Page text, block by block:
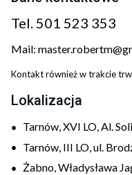
Tel.501 523 353
Mail:
Kontakt również w trakcie
Lokalizacja
Tarnów, XVI LO, Al.
Tarnów, III LO, ul.
Żabno, Władysława